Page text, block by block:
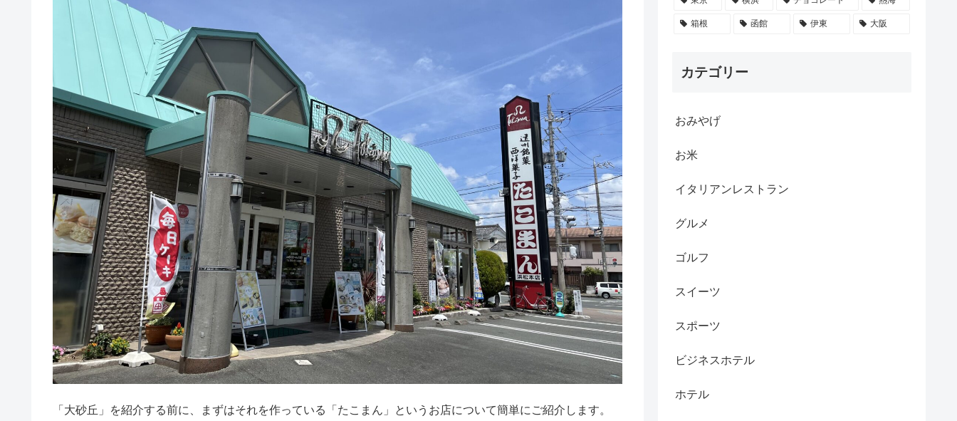
「大砂丘」を紹介する前に、まずはそれを作っている「たこまん」というお店について簡単にご紹介します。
箱根 函館 伊東 大阪
カテゴリー
おみやげ
お米
イタリアンレストラン
グルメ
ゴルフ
スイーツ
スポーツ
ビジネスホテル
ホテル